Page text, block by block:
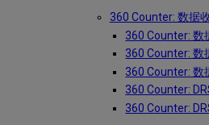
360 Counter: 数据
360 Counter: 数
360 Counter: 数
360 Counter: 数
360 Counter:
360 Counter: